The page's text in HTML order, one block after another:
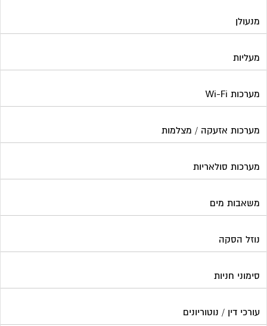
מנעולן
מעליות
מערכות Wi-Fi
מערכות אזעקה / מצלמות
מערכות סולאריות
משאבות מים
נוזל הסקה
סימוני חניות
עורכי דין / נוטוריונים